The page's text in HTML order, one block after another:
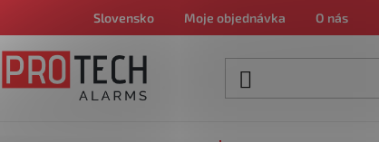
obsah
Slovensko Moje objednávka O nás